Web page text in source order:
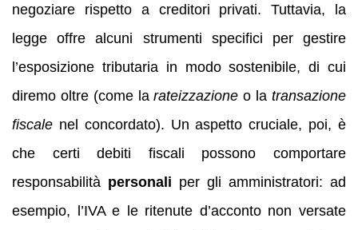
negoziare rispetto a creditori privati. Tuttavia, la
legge offre alcuni strumenti specifici per gestire
l’esposizione tributaria in modo sostenibile, di cui
diremo oltre (come larateizzazione o latransazione
fiscale nel concordato). Un aspetto cruciale, poi, è
che certi debiti fiscali possono comportare
responsabilità personali per gli amministratori: ad
esempio, l’IVA e le ritenute d’acconto non versate